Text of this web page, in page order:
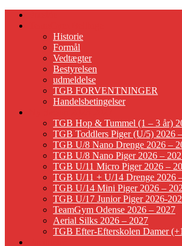
Historie
Formål
Vedtægter
Bestyrelsen
udmeldelse
TGB FORVENTNINGER
Handelsbetingelser
TGB Hop & Tummel (1 – 3 år)
TGB Toddlers Piger (U/5) 2026
TGB U/8 Nano Drenge 2026 –
TGB U/8 Nano Piger 2026 –
TGB U/11 Micro Piger 2026 –
TGB U/11 + U/14 Drenge 2026
TGB U/14 Mini Piger 2026 –
TGB U/17 Junior Piger 2026-
TeamGym Odense 2026 – 2027
Aerial Silks 2026 – 2027
TGB Efter-Efterskolen Damer